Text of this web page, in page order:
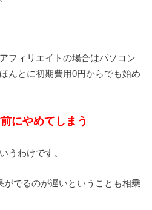
フィリエイトの場合はパソコン
んとに初期費用0円からでも始め
にやめてしまう
うわけです。
がでるのが遅いということも相乗